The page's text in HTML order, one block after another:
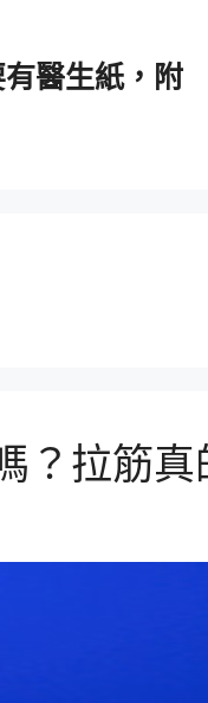
醫生紙，附
？拉筋真